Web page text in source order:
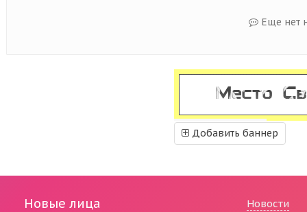
Еще нет
Добавить баннер
Новые лица
Новости